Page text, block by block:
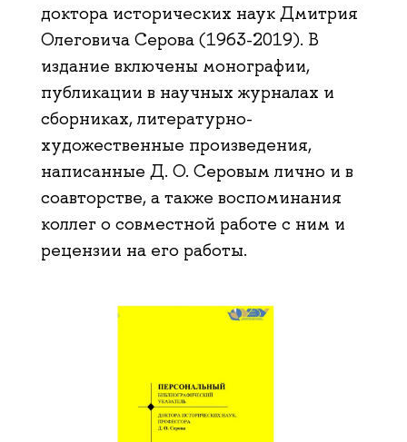
доктора исторических наук Дмитрия
Олеговича Серова (1963-2019). В
издание включены монографии,
публикации в научных журналах и
сборниках, литературно-
художественные произведения,
написанные Д. О. Серовым лично и в
соавторстве, а также воспоминания
коллег о совместной работе с ним и
рецензии на его работы.